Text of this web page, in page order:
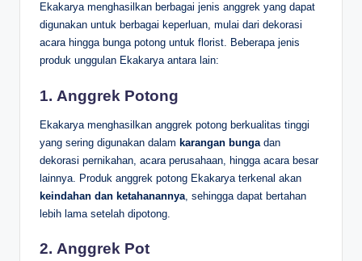
Ekakarya menghasilkan berbagai jenis anggrek yang dapat
digunakan untuk berbagai keperluan, mulai dari dekorasi
acara hingga bunga potong untuk florist. Beberapa jenis
produk unggulan Ekakarya antara lain:
1. Anggrek Potong
Ekakarya menghasilkan anggrek potong berkualitas tinggi
yang sering digunakan dalam karangan bunga dan
dekorasi pernikahan, acara perusahaan, hingga acara besar
lainnya. Produk anggrek potong Ekakarya terkenal akan
keindahan dan ketahanannya , sehingga dapat bertahan
lebih lama setelah dipotong.
2. Anggrek Pot